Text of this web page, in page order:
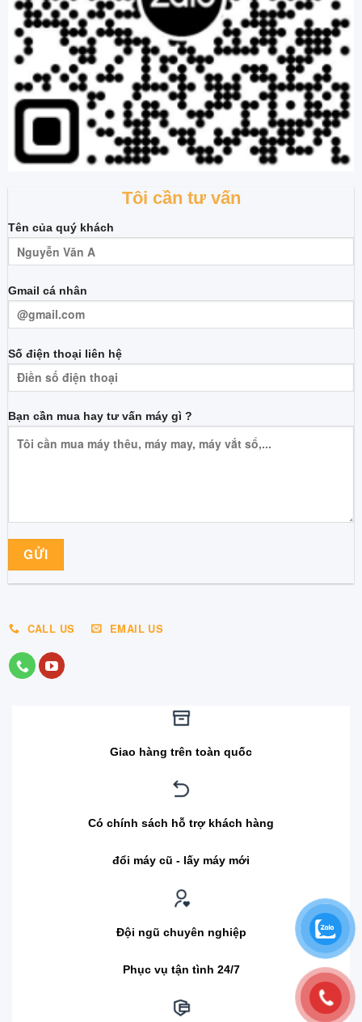
Tôi cần tư vấn
Tên của quý khách
Gmail cá nhân
Số điện thoại liên hệ
Bạn cần mua hay tư vấn máy gì ?
CALL US EMAIL US
Giao hàng trên toàn quốc
Có chính sách hỗ trợ khách hàng
đổi máy cũ - lấy máy mới
Đội ngũ chuyên nghiệp
Phục vụ tận tình 24/7